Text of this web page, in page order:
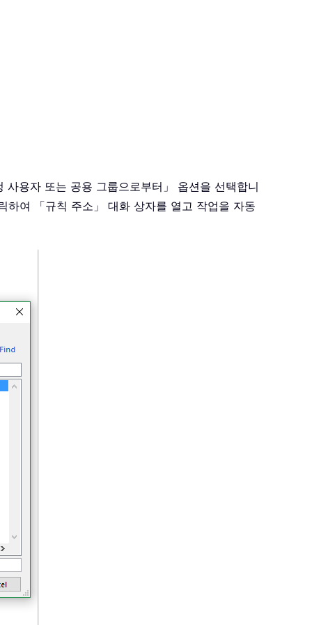
용자 또는 공용 그룹으로부터」 옵션을 선택합니
여 「규칙 주소」 대화 상자를 열고 작업을 자동